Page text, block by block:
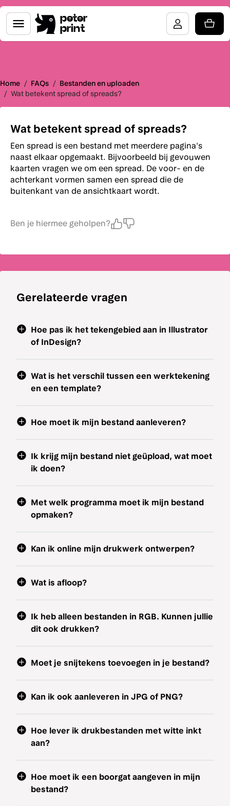
peter
print
Home / FAQs / Bestanden en uploaden
/ Wat betekent spread of spreads?
Wat betekent spread of spreads?
Een spread is een bestand met meerdere pagina's
naast elkaar opgemaakt. Bijvoorbeeld bij gevouwen
kaarten vragen we om een spread. De voor- en de
achterkant vormen samen een spread die de
buitenkant van de ansichtkaart wordt.
Ben je hiermee geholpen?
Gerelateerde vragen
Hoe pas ik het tekengebied aan in Illustrator
of InDesign?
Wat is het verschil tussen een werktekening
en een template?
Hoe moet ik mijn bestand aanleveren?
Ik krijg mijn bestand niet geüpload, wat moet
ik doen?
Met welk programma moet ik mijn bestand
opmaken?
Kan ik online mijn drukwerk ontwerpen?
Wat is afloop?
Ik heb alleen bestanden in RGB. Kunnen jullie
dit ook drukken?
Moet je snijtekens toevoegen in je bestand?
Kan ik ook aanleveren in JPG of PNG?
Hoe lever ik drukbestanden met witte inkt
aan?
Hoe moet ik een boorgat aangeven in mijn
bestand?